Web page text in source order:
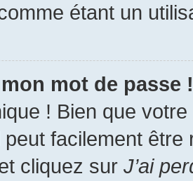
étant un
mot de passe !
! Bien que
peut facilement
cliquez sur J’ai